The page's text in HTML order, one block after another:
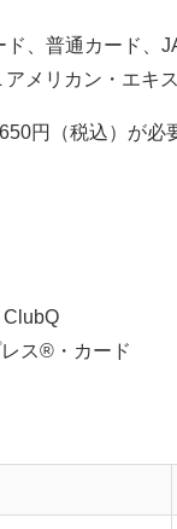
、普通カード、
メリカン・エキ
円（税込）が必
ス®・カード